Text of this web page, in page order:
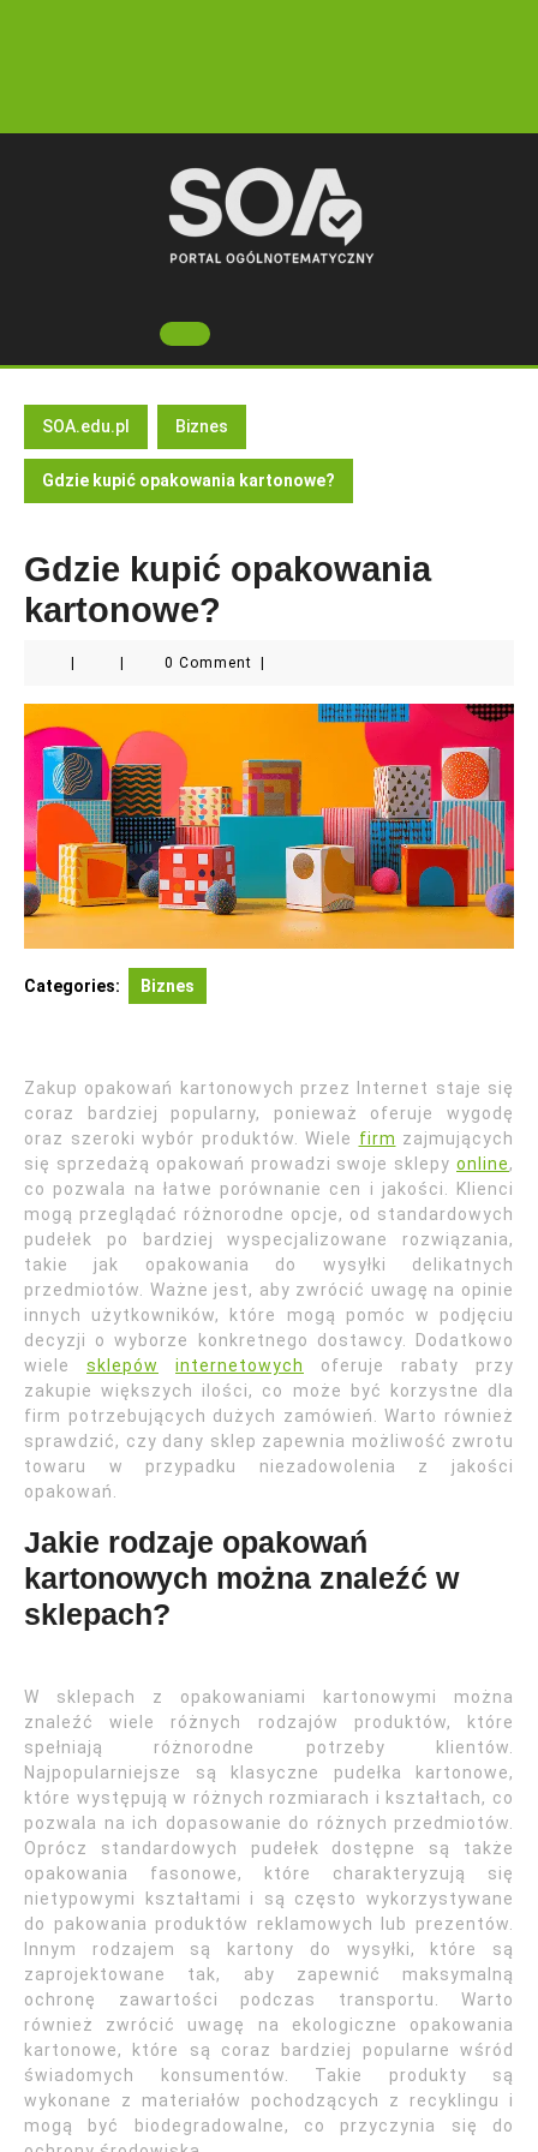
Open
Button
SOA.edu.pl Biznes
Gdzie kupić opakowania kartonowe?
Gdzie kupić opakowania
kartonowe?
0 Comment
Categories: Biznes
Zakup opakowań kartonowych przez Internet staje się
coraz bardziej popularny, ponieważ oferuje wygodę
oraz szeroki wybór produktów. Wiele firm zajmujących
się sprzedażą opakowań prowadzi swoje sklepy online,
co pozwala na łatwe porównanie cen i jakości. Klienci
mogą przeglądać różnorodne opcje, od standardowych
pudełek po bardziej wyspecjalizowane rozwiązania,
takie jak opakowania do wysyłki delikatnych
przedmiotów. Ważne jest, aby zwrócić uwagę na opinie
innych użytkowników, które mogą pomóc w podjęciu
decyzji o wyborze konkretnego dostawcy. Dodatkowo
wiele sklepów internetowych
oferuje rabaty przy
zakupie większych ilości, co może być korzystne dla
firm potrzebujących dużych zamówień. Warto również
sprawdzić, czy dany sklep zapewnia możliwość zwrotu
towaru w przypadku niezadowolenia z jakości
opakowań.
Jakie rodzaje opakowań
kartonowych można znaleźć w
sklepach?
W sklepach z opakowaniami kartonowymi można
znaleźć wiele różnych rodzajów produktów, które
spełniają różnorodne potrzeby klientów.
Najpopularniejsze są klasyczne pudełka kartonowe,
które występują w różnych rozmiarach i kształtach, co
pozwala na ich dopasowanie do różnych przedmiotów.
Oprócz standardowych pudełek dostępne są także
opakowania fasonowe, które charakteryzują się
nietypowymi kształtami i są często wykorzystywane
do pakowania produktów reklamowych lub prezentów.
Innym rodzajem są kartony do wysyłki, które są
zaprojektowane tak, aby zapewnić maksymalną
ochronę zawartości podczas transportu. Warto
również zwrócić uwagę na ekologiczne opakowania
kartonowe, które są coraz bardziej popularne wśród
świadomych konsumentów. Takie produkty są
wykonane z materiałów pochodzących z recyklingu i
mogą być biodegradowalne, co przyczynia się do